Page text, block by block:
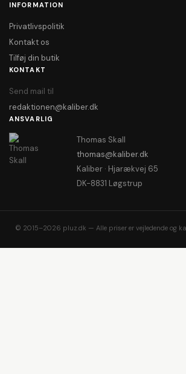
INFORMATION
Privatlivspolitik
Kontakt os
Tilføj din butik
KONTAKT
Send mail til
redaktionen@kaliber.dk
ANSVARLIG
Thomas Skall
thomas@kaliber.dk
Kaliber · Hjarækvej 65
DK-8831 Løgstrup
© 2015–2026 pluz.dk — Alle priser er vejledende og